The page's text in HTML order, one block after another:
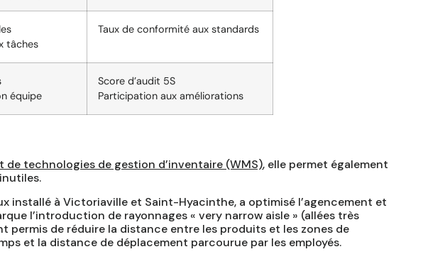
tâches
Taux de conformité aux standards
équipe
Score d’audit 5S
Participation aux améliorations
technologies de gestion d’inventaire (WMS), elle permet également
installé à Victoriaville et Saint-Hyacinthe, a optimisé l’agencement et
l’introduction de rayonnages « very narrow aisle » (allées très
de réduire la distance entre les produits et les zones de
et la distance de déplacement parcourue par les employés.